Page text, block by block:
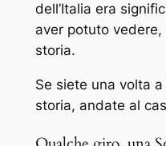
dell’Italia era
aver potuto
storia.
Se siete una volta
storia, andate al